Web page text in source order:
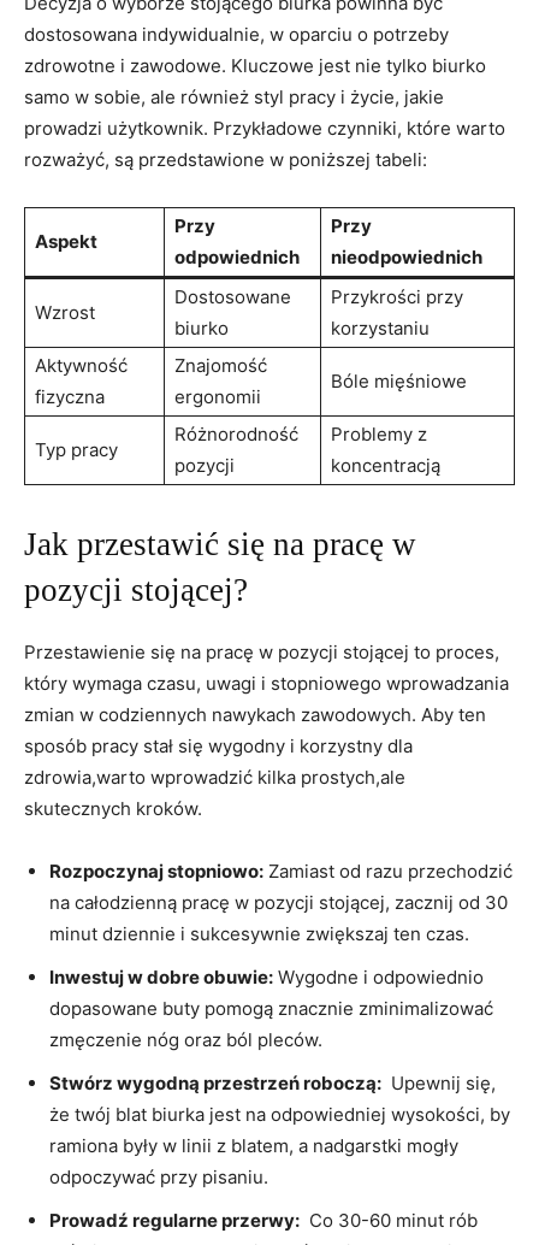
⁤dostosowana⁤ indywidualnie, w oparciu ⁢o potrzeby
zdrowotne i zawodowe.‌ Kluczowe ‍jest nie tylko⁢ biurko⁢
samo w⁢ sobie, ale‍ również styl pracy i życie, jakie
⁤prowadzi użytkownik. Przykładowe ‌czynniki, ⁣które ⁢warto
rozważyć, są przedstawione w ⁢poniższej⁣ tabeli:
Aspekt
Przy
odpowiednich
Przy ​
nieodpowiednich
Wzrost
Dostosowane
⁣biurko
Przykrości przy⁣
korzystaniu
Aktywność
⁣fizyczna
Znajomość
ergonomii
Bóle mięśniowe
Typ pracy
Różnorodność
pozycji
Problemy z
koncentracją
Jak przestawić się na pracę w
⁣pozycji stojącej?
Przestawienie się na pracę ‌w ⁤pozycji stojącej to proces,
który wymaga czasu, uwagi i stopniowego wprowadzania
zmian w⁣ codziennych nawykach zawodowych.‍ Aby ten
sposób pracy stał ⁤się wygodny ‍i korzystny⁢ dla
zdrowia,warto ⁢wprowadzić ‌kilka prostych,ale
skutecznych kroków.
Rozpoczynaj stopniowo: Zamiast od razu przechodzić
na całodzienną‍ pracę w pozycji stojącej, zacznij od ‍30
minut dziennie i⁣ sukcesywnie zwiększaj ten czas.
Inwestuj w dobre⁤ obuwie: ⁣Wygodne i odpowiednio
dopasowane buty pomogą znacznie zminimalizować
zmęczenie nóg oraz ból pleców.
Stwórz‌ wygodną przestrzeń roboczą: ‍ Upewnij‌ się,
że twój ⁣blat ​biurka ⁤jest na odpowiedniej⁢ wysokości, ​by⁣
ramiona ​były w linii z blatem, a nadgarstki mogły⁣
odpoczywać przy⁤ pisaniu.
Prowadź regularne przerwy: ‌ Co 30-60 minut rób